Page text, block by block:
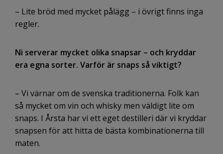
– Lite bröd med mycket pålägg – i övrigt finns inga
regler.
Ni serverar mycket olika snapsar – och kryddar
era egna sorter. Varför är snaps så viktigt?
– Vi värnar om de svenska traditionerna. Folk kan
så mycket om vin och whisky men väldigt lite om
snaps. I Årsta har vi ett eget destilleri där vi kryddar
snapsen för att hitta de bästa kombinationerna till
maten.